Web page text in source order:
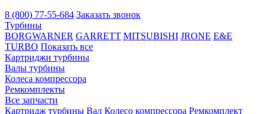
8 (800) 77-55-684 Заказать звонок
Турбины
BORGWARNER GARRETT MITSUBISHI JRONE E&E
TURBO Показать все
Картриджи турбины
Валы турбины
Колеса компрессора
Ремкомплекты
Все запчасти
Картридж турбины Вал Колесо компрессора Ремкомплект